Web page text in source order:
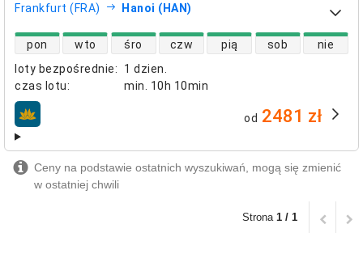
Frankfurt (FRA) Hanoi (HAN)
loty bezpośrednie:
1 dzien.
czas lotu: min. 10h 10min
dostępność lotów bezpośrednich
pon wto śro czw pią sob nie
linie lotnicze od 2481 zł
Ceny na podstawie ostatnich wyszukiwań, mogą się zmienić
w ostatniej chwili
Strona 1 / 1